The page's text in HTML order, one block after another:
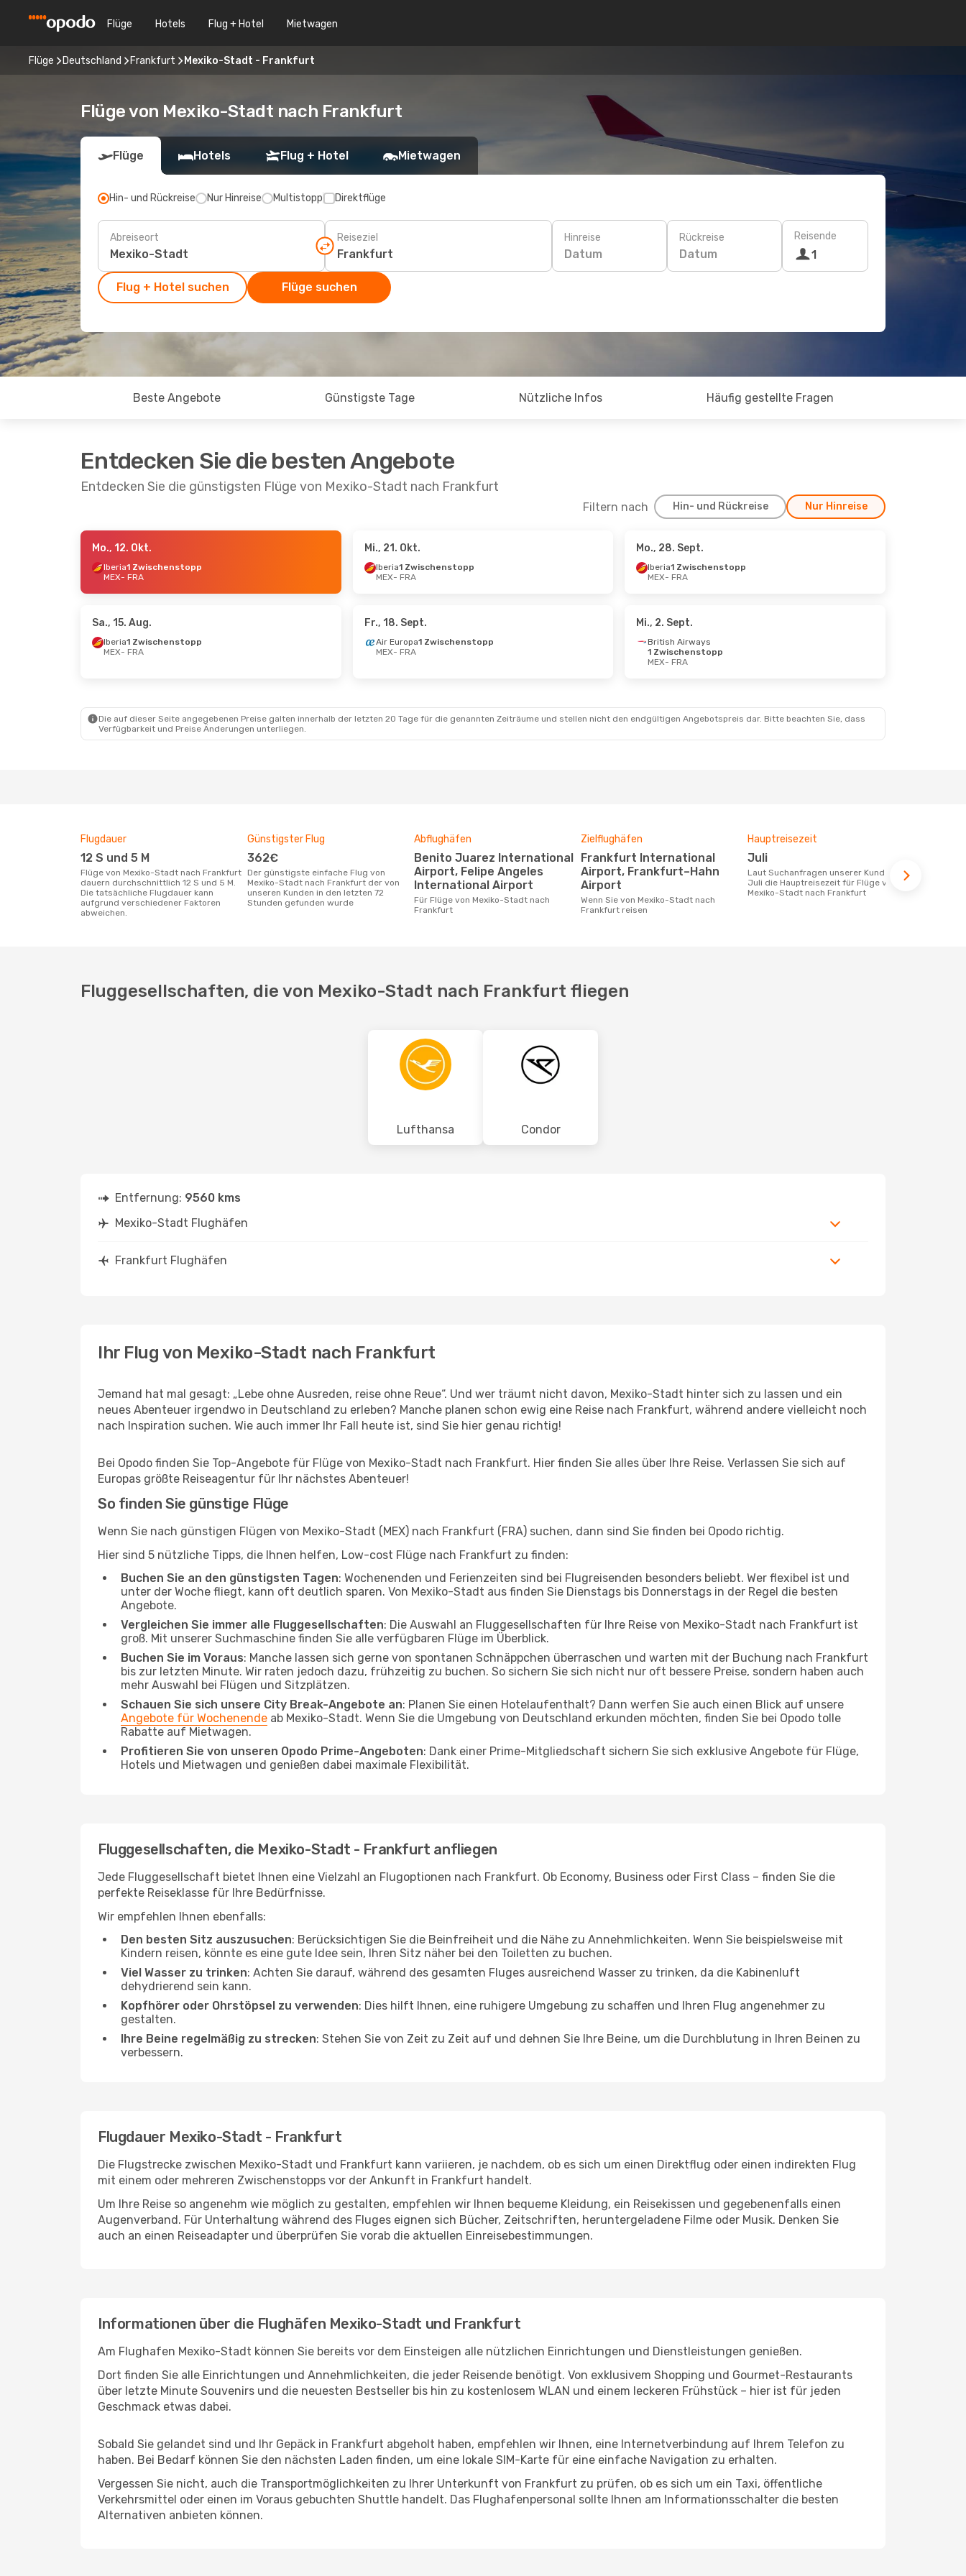
Flüge Hotels Flug + Hotel Mietwagen
Flüge Deutschland Frankfurt Mexiko-Stadt - Frankfurt
Flüge von Mexiko-Stadt nach Frankfurt
Flüge Hotels Flug + Hotel Mietwagen
Hin- und Rückreise Nur Hinreise Multistopp Direktflüge
Abreiseort Reiseziel Hinreise
Datum
Rückreise
Datum
Reisende
1
Flug + Hotel suchen Flüge suchen
Beste Angebote Günstigste Tage Nützliche Infos Häufig gestellte Fragen
Entdecken Sie die besten Angebote
Entdecken Sie die günstigsten Flüge von Mexiko-Stadt nach Frankfurt
Filtern nach Hin- und Rückreise Nur Hinreise
- Mi., 21. Okt.
1 Zwischenstopp
1 Zwischenstopp
- Di., 13. Okt.
1 Zwischenstopp
1 Zwischenstopp
- Mo., 24. Aug.
1 Zwischenstopp
MEX
- FRA
Iberia 1 Zwischenstopp
FRA
MEX
- FRA
Iberia1 Zwischenstopp
Mo., 12. Okt.
Iberia1 Zwischenstopp
MEX- FRA
Mi., 21. Okt.
Iberia1 Zwischenstopp
MEX- FRA
Mo., 28. Sept.
Iberia1 Zwischenstopp
MEX- FRA
Sa., 15. Aug.
Iberia1 Zwischenstopp
MEX- FRA
Fr., 18. Sept.
Air Europa1 Zwischenstopp
MEX- FRA
Mi., 2. Sept.
British Airways
1 Zwischenstopp
MEX- FRA
Die auf dieser Seite angegebenen Preise galten innerhalb der letzten 20 Tage für die genannten Zeiträume und stellen nicht den endgültigen Angebotspreis dar. Bitte beachten Sie, dass
Verfügbarkeit und Preise Änderungen unterliegen.
Flugdauer
12 S und 5 M
Flüge von Mexiko-Stadt nach Frankfurt
dauern durchschnittlich 12 S und 5 M.
Die tatsächliche Flugdauer kann
aufgrund verschiedener Faktoren
abweichen.
Günstigster Flug
362€
Der günstigste einfache Flug von
Mexiko-Stadt nach Frankfurt der von
unseren Kunden in den letzten 72
Stunden gefunden wurde
Abflughäfen
Benito Juarez International
Airport, Felipe Angeles
International Airport
Für Flüge von Mexiko-Stadt nach
Frankfurt
Zielflughäfen
Frankfurt International
Airport, Frankfurt–Hahn
Airport
Wenn Sie von Mexiko-Stadt nach
Frankfurt reisen
Hauptreisezeit
Juli
Laut Suchanfragen unserer Kunden ist
Juli die Hauptreisezeit für Flüge von
Mexiko-Stadt nach Frankfurt
Fluggesellschaften, die von Mexiko-Stadt nach Frankfurt fliegen
Lufthansa Condor
Entfernung: 9560 kms
Mexiko-Stadt Flughäfen
Frankfurt Flughäfen
Ihr Flug von Mexiko-Stadt nach Frankfurt
Jemand hat mal gesagt: „Lebe ohne Ausreden, reise ohne Reue“. Und wer träumt nicht davon, Mexiko-Stadt hinter sich zu lassen und ein
neues Abenteuer irgendwo in Deutschland zu erleben? Manche planen schon ewig eine Reise nach Frankfurt, während andere vielleicht noch
nach Inspiration suchen. Wie auch immer Ihr Fall heute ist, sind Sie hier genau richtig!
Bei Opodo finden Sie Top-Angebote für Flüge von Mexiko-Stadt nach Frankfurt. Hier finden Sie alles über Ihre Reise. Verlassen Sie sich auf
Europas größte Reiseagentur für Ihr nächstes Abenteuer!
So finden Sie günstige Flüge
Wenn Sie nach günstigen Flügen von Mexiko-Stadt (MEX) nach Frankfurt (FRA) suchen, dann sind Sie finden bei Opodo richtig.
Hier sind 5 nützliche Tipps, die Ihnen helfen, Low-cost Flüge nach Frankfurt zu finden:
Buchen Sie an den günstigsten Tagen: Wochenenden und Ferienzeiten sind bei Flugreisenden besonders beliebt. Wer flexibel ist und
unter der Woche fliegt, kann oft deutlich sparen. Von Mexiko-Stadt aus finden Sie Dienstags bis Donnerstags in der Regel die besten
Angebote.
Vergleichen Sie immer alle Fluggesellschaften: Die Auswahl an Fluggesellschaften für Ihre Reise von Mexiko-Stadt nach Frankfurt ist
groß. Mit unserer Suchmaschine finden Sie alle verfügbaren Flüge im Überblick.
Buchen Sie im Voraus: Manche lassen sich gerne von spontanen Schnäppchen überraschen und warten mit der Buchung nach Frankfurt
bis zur letzten Minute. Wir raten jedoch dazu, frühzeitig zu buchen. So sichern Sie sich nicht nur oft bessere Preise, sondern haben auch
mehr Auswahl bei Flügen und Sitzplätzen.
Schauen Sie sich unsere City Break-Angebote an: Planen Sie einen Hotelaufenthalt? Dann werfen Sie auch einen Blick auf unsere
Angebote für Wochenende ab Mexiko-Stadt. Wenn Sie die Umgebung von Deutschland erkunden möchten, finden Sie bei Opodo tolle
Rabatte auf Mietwagen.
Profitieren Sie von unseren Opodo Prime-Angeboten: Dank einer Prime-Mitgliedschaft sichern Sie sich exklusive Angebote für Flüge,
Hotels und Mietwagen und genießen dabei maximale Flexibilität.
Fluggesellschaften, die Mexiko-Stadt - Frankfurt anfliegen
Jede Fluggesellschaft bietet Ihnen eine Vielzahl an Flugoptionen nach Frankfurt. Ob Economy, Business oder First Class – finden Sie die
perfekte Reiseklasse für Ihre Bedürfnisse.
Wir empfehlen Ihnen ebenfalls:
Den besten Sitz auszusuchen: Berücksichtigen Sie die Beinfreiheit und die Nähe zu Annehmlichkeiten. Wenn Sie beispielsweise mit
Kindern reisen, könnte es eine gute Idee sein, Ihren Sitz näher bei den Toiletten zu buchen.
Viel Wasser zu trinken: Achten Sie darauf, während des gesamten Fluges ausreichend Wasser zu trinken, da die Kabinenluft
dehydrierend sein kann.
Kopfhörer oder Ohrstöpsel zu verwenden: Dies hilft Ihnen, eine ruhigere Umgebung zu schaffen und Ihren Flug angenehmer zu
gestalten.
Ihre Beine regelmäßig zu strecken: Stehen Sie von Zeit zu Zeit auf und dehnen Sie Ihre Beine, um die Durchblutung in Ihren Beinen zu
verbessern.
Flugdauer Mexiko-Stadt - Frankfurt
Die Flugstrecke zwischen Mexiko-Stadt und Frankfurt kann variieren, je nachdem, ob es sich um einen Direktflug oder einen indirekten Flug
mit einem oder mehreren Zwischenstopps vor der Ankunft in Frankfurt handelt.
Um Ihre Reise so angenehm wie möglich zu gestalten, empfehlen wir Ihnen bequeme Kleidung, ein Reisekissen und gegebenenfalls einen
Augenverband. Für Unterhaltung während des Fluges eignen sich Bücher, Zeitschriften, heruntergeladene Filme oder Musik. Denken Sie
auch an einen Reiseadapter und überprüfen Sie vorab die aktuellen Einreisebestimmungen.
Informationen über die Flughäfen Mexiko-Stadt und Frankfurt
Am Flughafen Mexiko-Stadt können Sie bereits vor dem Einsteigen alle nützlichen Einrichtungen und Dienstleistungen genießen.
Dort finden Sie alle Einrichtungen und Annehmlichkeiten, die jeder Reisende benötigt. Von exklusivem Shopping und Gourmet-Restaurants
über letzte Minute Souvenirs und die neuesten Bestseller bis hin zu kostenlosem WLAN und einem leckeren Frühstück – hier ist für jeden
Geschmack etwas dabei.
Sobald Sie gelandet sind und Ihr Gepäck in Frankfurt abgeholt haben, empfehlen wir Ihnen, eine Internetverbindung auf Ihrem Telefon zu
haben. Bei Bedarf können Sie den nächsten Laden finden, um eine lokale SIM-Karte für eine einfache Navigation zu erhalten.
Vergessen Sie nicht, auch die Transportmöglichkeiten zu Ihrer Unterkunft von Frankfurt zu prüfen, ob es sich um ein Taxi, öffentliche
Verkehrsmittel oder einen im Voraus gebuchten Shuttle handelt. Das Flughafenpersonal sollte Ihnen am Informationsschalter die besten
Alternativen anbieten können.